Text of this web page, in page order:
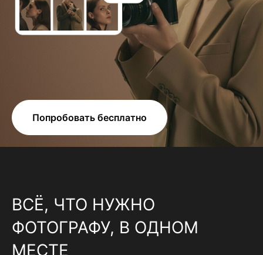
Попробовать бесплатно
ВСЁ, ЧТО НУЖНО
ФОТОГРАФУ, В ОДНОМ
МЕСТЕ